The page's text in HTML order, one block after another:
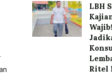
LBH
Ritel